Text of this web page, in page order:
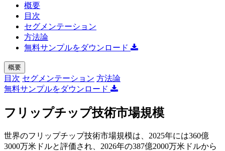
概要
目次
セグメンテーション
方法論
無料サンプルをダウンロード
概要
目次 セグメンテーション 方法論
無料サンプルをダウンロード
フリップチップ技術市場規模
世界のフリップチップ技術市場規模は、2025年には360億
3000万米ドルと評価され、2026年の387億2000万米ドルから